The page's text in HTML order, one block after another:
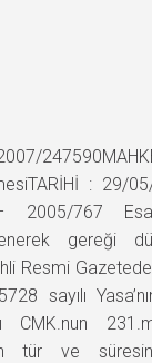
: 29/
2005/767
gereği
Resmi Gazetede
sayılı
CMK.nun
tür ve